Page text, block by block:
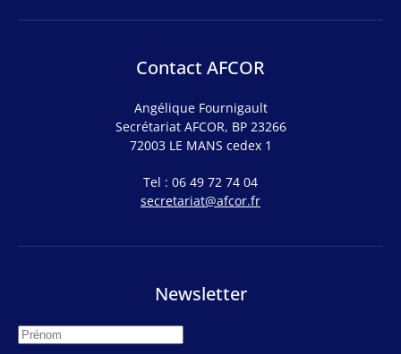
Contact AFCOR
Angélique Fournigault
Secrétariat AFCOR, BP 23266
72003 LE MANS cedex 1
Tel : 06 49 72 74 04
secretariat@afcor.fr
Newsletter